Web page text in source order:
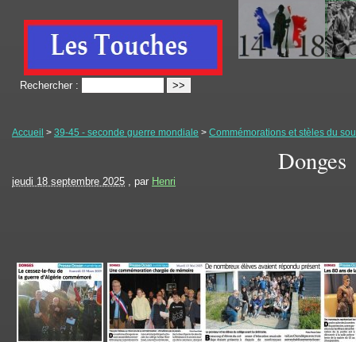
Rechercher :
Accueil > 39-45 - seconde guerre mondiale > Commémorations et stèles du
Donges
jeudi 18 septembre 2025 , par Henri